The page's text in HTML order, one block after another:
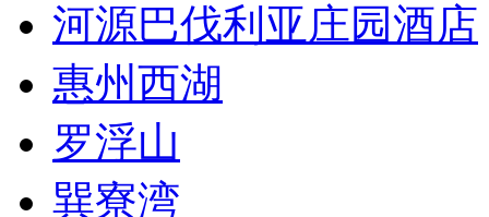
河源巴伐利亚庄园酒店
惠州西湖
罗浮山
巽寮湾